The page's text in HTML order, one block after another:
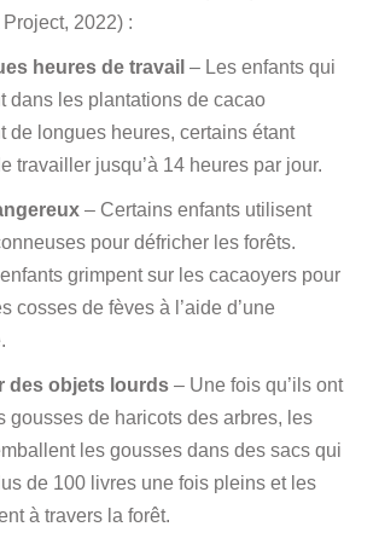
2022) :
heures de travail – Les enfants qui
dans les plantations de cacao
de longues heures, certains étant
travailler jusqu’à 14 heures par jour.
– Certains enfants utilisent
pour défricher les forêts.
enfants grimpent sur les cacaoyers pour
cosses de fèves à l’aide d’une
des objets lourds – Une fois qu’ils ont
gousses de haricots des arbres, les
les gousses dans des sacs qui
de 100 livres une fois pleins et les
à travers la forêt.